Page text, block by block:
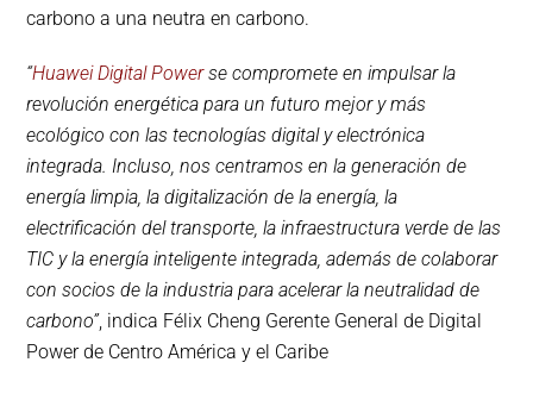
carbono a una neutra en carbono.
“Huawei Digital Powerse compromete en impulsar la
revolución energética para un futuro mejor y más
ecológico con las tecnologías digital y electrónica
integrada. Incluso, nos centramos en la generación de
energía limpia, la digitalización de la energía, la
electrificación del transporte, la infraestructura verde de las
TIC y la energía inteligente integrada, además de colaborar
con socios de la industria para acelerar la neutralidad de
carbono”, indica Félix Cheng Gerente General de Digital
Power de Centro América y el Caribe